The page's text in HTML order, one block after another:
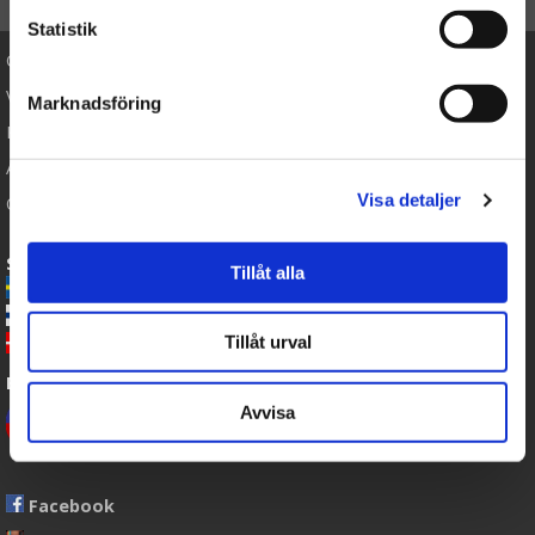
Statistik
Marknadsföring
Visa detaljer
Tillåt alla
Tillåt urval
Avvisa
Cookies
Varemærker
Købsvilkår
Artikler
Om os
Sende Bamser til:
-GetaTeddy.fi
Bamser leveres med Post Danmark
Facebook